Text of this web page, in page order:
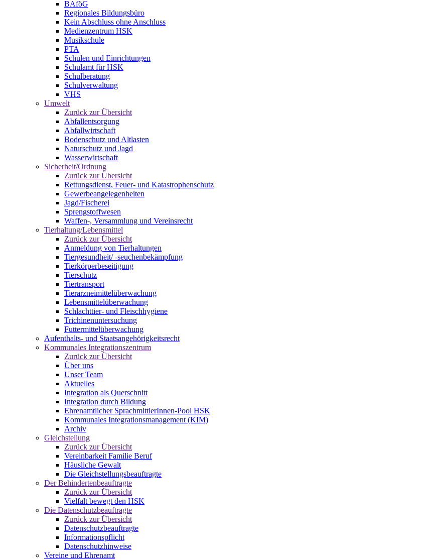
BAföG
Regionales Bildungsbüro
Kein Abschluss ohne Anschluss
Medienzentrum HSK
Musikschule
PTA
Schulen und Einrichtungen
Schulamt für HSK
Schulberatung
Schulverwaltung
VHS
Umwelt
Zurück zur Übersicht
Abfallentsorgung
Abfallwirtschaft
Bodenschutz und Altlasten
Naturschutz und Jagd
Wasserwirtschaft
Sicherheit/Ordnung
Zurück zur Übersicht
Rettungsdienst, Feuer- und Katastrophenschutz
Gewerbeangelegenheiten
Jagd/Fischerei
Sprengstoffwesen
Waffen-, Versammlung und Vereinsrecht
Tierhaltung/Lebensmittel
Zurück zur Übersicht
Anmeldung von Tierhaltungen
Tiergesundheit/ -seuchenbekämpfung
Tierkörperbeseitigung
Tierschutz
Tiertransport
Tierarzneimittelüberwachung
Lebensmittelüberwachung
Schlachttier- und Fleischhygiene
Trichinenuntersuchung
Futtermittelüberwachung
Aufenthalts- und Staatsangehörigkeitsrecht
Kommunales Integrationszentrum
Zurück zur Übersicht
Über uns
Unser Team
Aktuelles
Integration als Querschnitt
Integration durch Bildung
Ehrenamtlicher SprachmittlerInnen-Pool HSK
Kommunales Integrationsmanagement (KIM)
Archiv
Gleichstellung
Zurück zur Übersicht
Vereinbarkeit Familie Beruf
Häusliche Gewalt
Die Gleichstellungsbeauftragte
Der Behindertenbeauftragte
Zurück zur Übersicht
Vielfalt bewegt den HSK
Die Datenschutzbeauftragte
Zurück zur Übersicht
Datenschutzbeauftragte
Informationspflicht
Datenschutzhinweise
Vereine und Ehrenamt